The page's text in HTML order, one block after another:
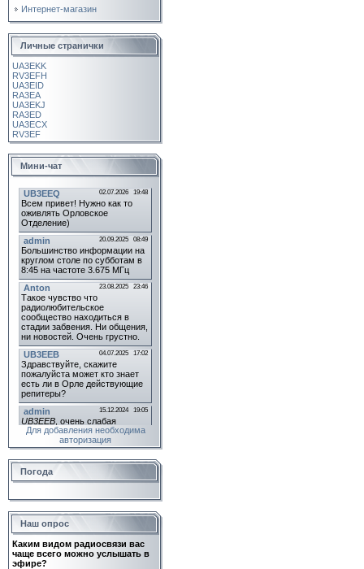
Интернет-магазин
Личные странички
UA3EKK
RV3EFH
UA3EID
RA3EA
UA3EKJ
RA3ED
UA3ECX
RV3EF
Мини-чат
Для добавления необходима
авторизация
Погода
Наш опрос
Каким видом радиосвязи вас
чаще всего можно услышать в
эфире?